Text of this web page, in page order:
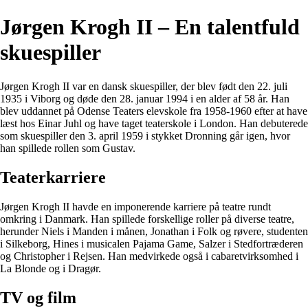
Jørgen Krogh II – En talentfuld
skuespiller
Jørgen Krogh II var en dansk skuespiller, der blev født den 22. juli
1935 i Viborg og døde den 28. januar 1994 i en alder af 58 år. Han
blev uddannet på Odense Teaters elevskole fra 1958-1960 efter at have
læst hos Einar Juhl og have taget teaterskole i London. Han debuterede
som skuespiller den 3. april 1959 i stykket Dronning går igen, hvor
han spillede rollen som Gustav.
Teaterkarriere
Jørgen Krogh II havde en imponerende karriere på teatre rundt
omkring i Danmark. Han spillede forskellige roller på diverse teatre,
herunder Niels i Manden i månen, Jonathan i Folk og røvere, studenten
i Silkeborg, Hines i musicalen Pajama Game, Salzer i Stedfortræderen
og Christopher i Rejsen. Han medvirkede også i cabaretvirksomhed i
La Blonde og i Dragør.
TV og film